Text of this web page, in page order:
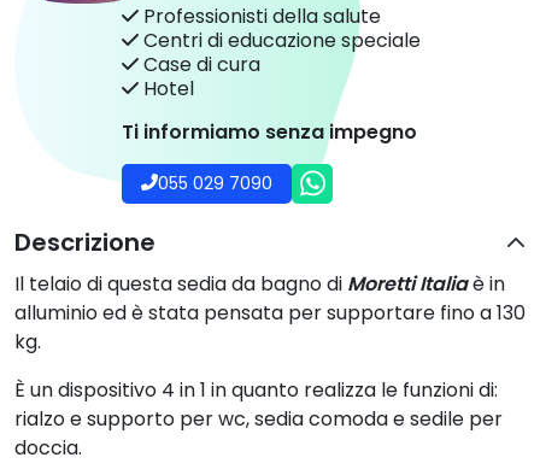
Professionisti della salute
Centri di educazione speciale
Case di cura
Hotel
Ti informiamo senza impegno
055 029 7090
Descrizione
Il telaio di questa sedia da bagno di Moretti Italiaè in
alluminio ed è stata pensata per supportare fino a 130
kg.
È un dispositivo 4 in 1 in quanto realizza le funzioni di:
rialzo e supporto per wc, sedia comoda e sedile per
doccia.